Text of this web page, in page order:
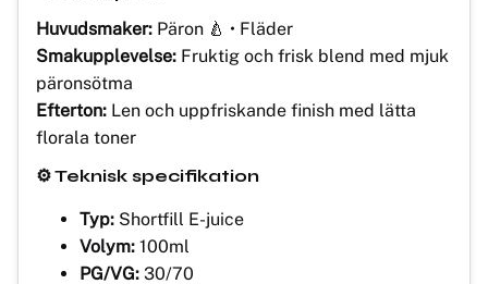
Huvudsmaker: Päron 🍐 • Fläder
Smakupplevelse: Fruktig och frisk blend med mjuk
päronsötma
Efterton: Len och uppfriskande finish med lätta
florala toner
⚙️ Teknisk specifikation
Typ: Shortfill E-juice
Volym: 100ml
PG/VG: 30/70